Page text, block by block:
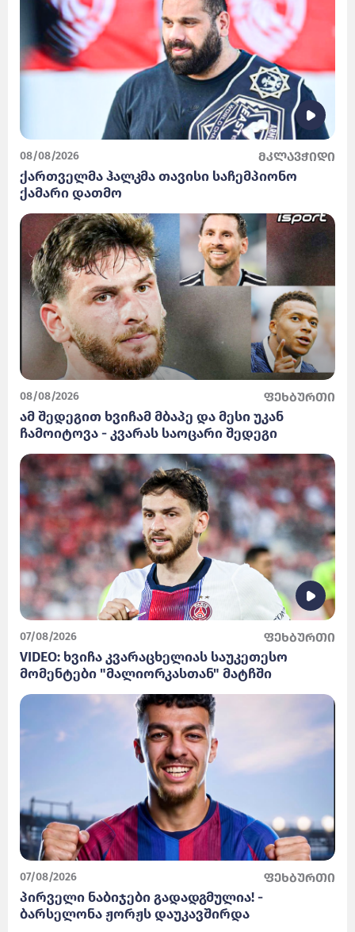
08/08/2026 მკლავჭიდი
ქართველმა ჰალკმა თავისი საჩემპიონო
ქამარი დათმო
08/08/2026 ფეხბურთი
ამ შედეგით ხვიჩამ მბაპე და მესი უკან
ჩამოიტოვა - კვარას საოცარი შედეგი
07/08/2026 ფეხბურთი
VIDEO: ხვიჩა კვარაცხელიას საუკეთესო
მომენტები "მალიორკასთან" მატჩში
07/08/2026 ფეხბურთი
პირველი ნაბიჯები გადადგმულია! -
ბარსელონა ჟორჟს დაუკავშირდა